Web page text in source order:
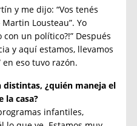
y me dijo: “Vos tenés
Lousteau”. Yo
con un político?!” Después
y aquí estamos, llevamos
en eso tuvo razón.
¿quién maneja el
la casa?
infantiles,